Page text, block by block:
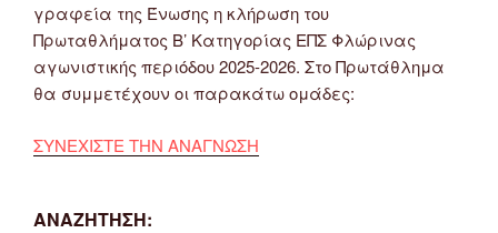
γραφεία της Ένωσης η κλήρωση του
Πρωταθλήματος Β’ Κατηγορίας ΕΠΣ Φλώρινας
αγωνιστικής περιόδου 2025-2026. Στο Πρωτάθλημα
θα συμμετέχουν οι παρακάτω ομάδες:
ΣΥΝΕΧΙΣΤΕ ΤΗΝ ΑΝΑΓΝΩΣΗ
ΑΝΑΖΉΤΗΣΗ: